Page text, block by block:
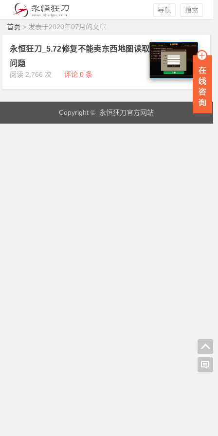
搜索
导航
首页 > 发表于2020年07月的文章
永恒狂刀_5.72修复不能卖东西地图读取
问题
阅读 2,766 次 评论 0 条
Copyright © 永恒狂刀官方网站